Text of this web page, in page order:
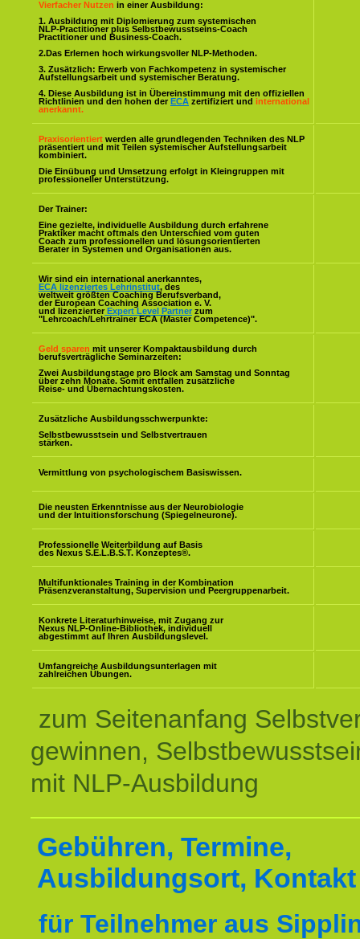
Vierfacher Nutzen in einer Ausbildung:
1. Ausbildung mit Diplomierung zum systemischen
NLP-Practitioner plus Selbstbewusstseins-Coach
Practitioner und Business-Coach.
2.Das Erlernen hoch wirkungsvoller NLP-Methoden.
3. Zusätzlich: Erwerb von Fachkompetenz in systemischer
Aufstellungsarbeit und systemischer Beratung.
4. Diese Ausbildung ist in Übereinstimmung mit den offiziellen
Richtlinien und den hohen der ECA zertifiziert und international
anerkannt.
Praxisorientiert werden alle grundlegenden Techniken des NLP
präsentiert und mit Teilen systemischer Aufstellungsarbeit
kombiniert.
Die Einübung und Umsetzung erfolgt in Kleingruppen mit
professioneller Unterstützung.
Der Trainer:
Eine gezielte, individuelle Ausbildung durch erfahrene
Praktiker macht oftmals den Unterschied vom guten
Coach zum professionellen und lösungsorientierten
Berater in Systemen und Organisationen aus.
Wir sind ein international anerkanntes,
ECA lizenziertes Lehrinstitut, des
weltweit größten Coaching Berufsverband,
der European Coaching Association e. V.
und lizenzierter Expert Level Partner zum
"Lehrcoach/Lehrtrainer ECA (Master Competence)".
Geld sparen mit unserer Kompaktausbildung durch
berufsverträgliche Seminarzeiten:
Zwei Ausbildungstage pro Block am Samstag und Sonntag
über zehn Monate. Somit entfallen zusätzliche
Reise- und Übernachtungskosten.
Zusätzliche Ausbildungsschwerpunkte:
Selbstbewusstsein und Selbstvertrauen
stärken.
Vermittlung von psychologischem Basiswissen.
Die neusten Erkenntnisse aus der Neurobiologie
und der Intuitionsforschung (Spiegelneurone).
Professionelle Weiterbildung auf Basis
des Nexus S.E.L.B.S.T. Konzeptes®.
Multifunktionales Training in der Kombination
Präsenzveranstaltung, Supervision und Peergruppenarbeit.
Konkrete Literaturhinweise, mit Zugang zur
Nexus NLP-Online-Bibliothek, individuell
abgestimmt auf Ihren Ausbildungslevel.
Umfangreiche Ausbildungsunterlagen mit
zahlreichen Übungen.
zum Seitenanfang
gewinnen,
mit NLP-Ausbildung
Gebühren, Termine,
Ausbildungsort, Kontakt
für Teilnehmer aus